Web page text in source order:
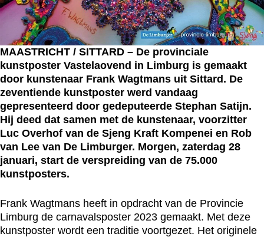
MAASTRICHT / SITTARD – De provinciale
kunstposter Vastelaovend in Limburg is gemaakt
door kunstenaar Frank Wagtmans uit Sittard. De
zeventiende kunstposter werd vandaag
gepresenteerd door gedeputeerde Stephan Satijn.
Hij deed dat samen met de kunstenaar, voorzitter
Luc Overhof van de Sjeng Kraft Kompenei en Rob
van Lee van De Limburger. Morgen, zaterdag 28
januari, start de verspreiding van de 75.000
kunstposters.
Frank Wagtmans heeft in opdracht van de Provincie
Limburg de carnavalsposter 2023 gemaakt. Met deze
kunstposter wordt een traditie voortgezet. Het originele